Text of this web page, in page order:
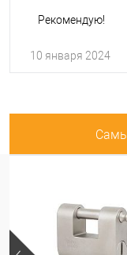
Рекомендую!
10 января 2024